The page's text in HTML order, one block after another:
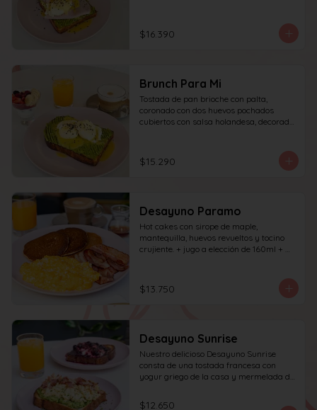
tocino) incluye café simple o té
tradicional (el café puede ser doble por
$16.390
Brunch Para Mi
Tostada de pan brioche con palta,
coronado con dos huevos pochados
cubiertos con salsa holandesa, decorado
$1.000 adicionales) + jugo del día de
160ml + yogur griego con granola y
$15.290
Desayuno Paramo
Hot cakes con sirope de maple,
mantequilla, huevos revueltos y tocino
crujiente. + jugo a elección de 160ml +
$13.750
Desayuno Sunrise
Nuestro delicioso Desayuno Sunrise
consta de una tostada francesa con
yogur griego de la casa y mermelada de
de pan blanco con palta molida, pasta de
$12.650